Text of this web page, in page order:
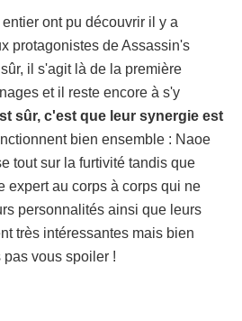
ont pu découvrir il y a
protagonistes de Assassin's
il s'agit là de la première
et il reste encore à s'y
sûr, c'est que leur synergie est
bien ensemble : Naoe
tout sur la furtivité tandis que
expert au corps à corps qui ne
personnalités ainsi que leurs
très intéressantes mais bien
vous spoiler !